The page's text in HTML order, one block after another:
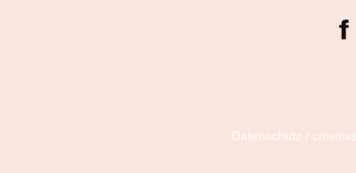
Datenschutz /